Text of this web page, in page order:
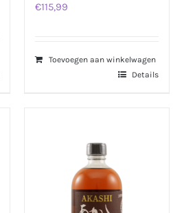
€115,99
Toevoegen aan winkelwagen
Details